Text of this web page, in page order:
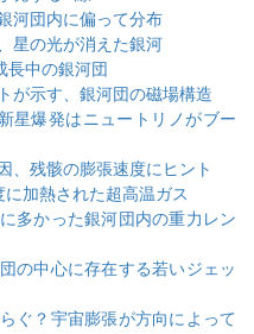
河団内に偏って分布
星の光が消えた銀河
長中の銀河団
が示す、銀河団の磁場構造
星爆発はニュートリノがブー
、残骸の膨張速度にヒント
加熱された超高温ガス
多かった銀河団内の重力レン
の中心に存在する若いジェッ
ぐ？宇宙膨張が方向によって